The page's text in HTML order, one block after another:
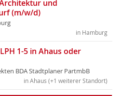
und
(m/w/d)
in Hamburg
1-5 in Ahaus oder
BDA Stadtplaner PartmbB
in Ahaus (+1 weiterer Standort)